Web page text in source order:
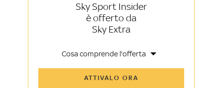
Sky Sport Insider
è offerto da
Sky Extra
Cosa comprende l'offerta
Sky TG24 Insider
ATTIVALO ORA